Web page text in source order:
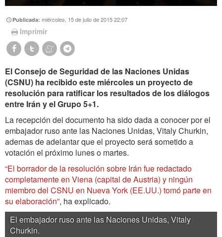
Publicada:miércoles, 15 de julio de 2015 22:07
Imprimir
El Consejo de Seguridad de las Naciones Unidas
(CSNU) ha recibido este miércoles un proyecto de
resolución para ratificar los resultados de los diálogos
entre Irán y el Grupo 5+1.
La recepción del documento ha sido dada a conocer por el
embajador ruso ante las Naciones Unidas, Vitaly Churkin,
ademas de adelantar que el proyecto será sometido a
votación el próximo lunes o martes.
“El borrador de la resolución sobre Irán fue redactado
completamente en Viena (capital de Austria) y ningún
miembro del CSNU en Nueva York (EE.UU.) tomó parte en
su elaboración”, ha explicado.
El embajador ruso ante las Naciones Unidas, Vitaly
Churkin.